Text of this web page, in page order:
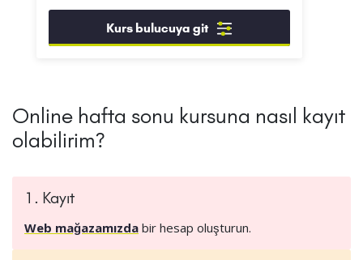
Kurs bulucuya git
Online hafta sonu kursuna nasıl kayıt
olabilirim?
1. Kayıt
Web mağazamızda bir hesap oluşturun.